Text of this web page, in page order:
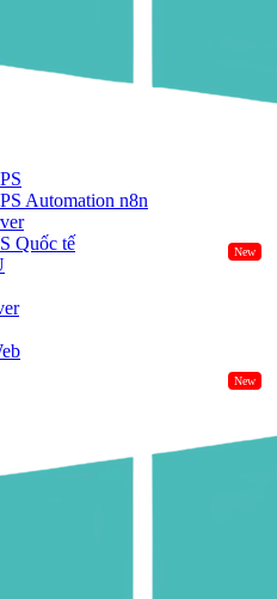
Automation n8n
Quốc tế
New
New